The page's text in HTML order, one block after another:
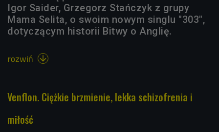
Igor Saider, Grzegorz Stańczyk z grupy
Mama Selita, o swoim nowym singlu "303",
dotyczącym historii Bitwy o Anglię.
rozwiń 
Venflon. Ciężkie brzmienie, lekka schizofrenia i
miłość